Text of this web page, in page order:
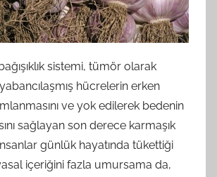
sistemi, tümör olarak
hücrelerin erken
ve yok edilerek bedenin
sağlayan son derece karmaşık
günlük hayatında tükettiği
içeriğini fazla umursama da,